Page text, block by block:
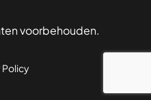
voorbehouden.
Policy